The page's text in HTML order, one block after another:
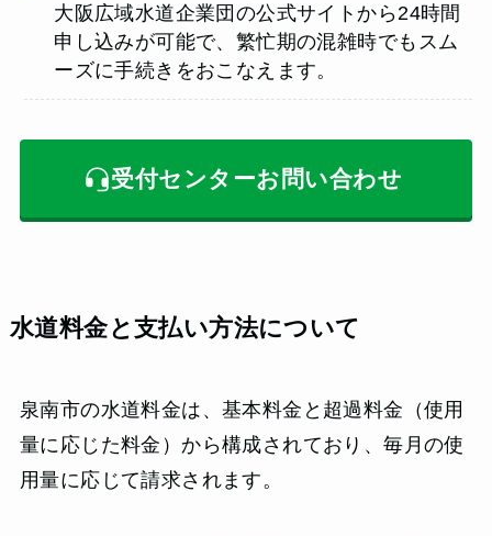
大阪広域水道企業団の公式サイトから24時間
申し込みが可能で、繁忙期の混雑時でもスム
ーズに手続きをおこなえます。
受付センターお問い合わせ
水道料金と支払い方法について
泉南市の水道料金は、基本料金と超過料金（使用
量に応じた料金）から構成されており、毎月の使
用量に応じて請求されます。